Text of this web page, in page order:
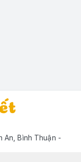
An, Bình Thuận -